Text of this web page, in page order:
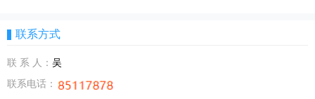
联系方式
联 系 人： 吴
联系电话：